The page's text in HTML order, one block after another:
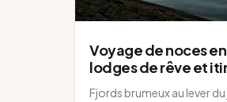
Voyage de noces
lodges de rêve et
Fjords brumeux au lever